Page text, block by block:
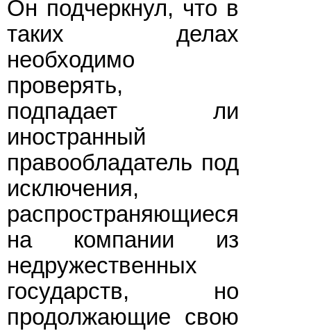
Он подчеркнул, что в
таких делах
необходимо
проверять,
подпадает ли
иностранный
правообладатель под
исключения,
распространяющиеся
на компании из
недружественных
государств, но
продолжающие свою